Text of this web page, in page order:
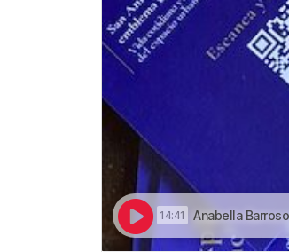
14:41 Anabella Barroso: "La